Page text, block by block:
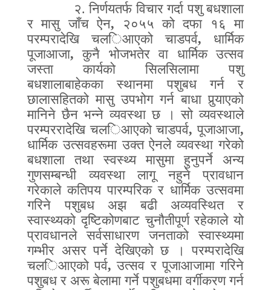
२.निर्णयतर्फ विचार गर्दा पशु बधशाला
र मासु जाँच ऐन, २०५५ को दफा १६ मा
परम्परादेखि चलिआएको चाडपर्व, धार्मिक
पूजाआजा,कुनै भोजभतेर वा धार्मिक उत्सव
जस्ता कार्यको सिलसिलामा पशु
बधशालाबाहेकका स्थानमा पशुबध गर्न र
छालासहितको मासु उपभोग गर्न बाधा पुर्‍याएको
मानिने छैन भन्ने व्यवस्था छ । सो व्यवस्थाले
परम्पररादेखि चलिआएको चाडपर्व,पूजाआजा,
धार्मिक उत्सवहरूमा उक्त ऐनले व्यवस्था गरेको
बधशाला तथा स्वस्थ्य मासुमा हुनुपर्ने अन्य
गुणसम्बन्धी व्यवस्था लागू नहुने प्रावधान
गरेकाले कतिपय पारम्परिक र धार्मिक उत्सवमा
गरिने पशुबध अझ बढी अव्यवस्थित र
स्वास्थ्यको दृष्टिकोणबाट चुनौतीपूर्ण रहेकाले यो
प्रावधानले सर्वसाधारण जनताको स्वास्थ्यमा
गम्भीर असर पर्ने देखिएको छ । परम्परादेखि
चलिआएको पर्व,उत्सव र पूजाआजामा गरिने
पशुबध र अरू बेलामा गर्ने पशुबधमा वर्गीकरण गर्न